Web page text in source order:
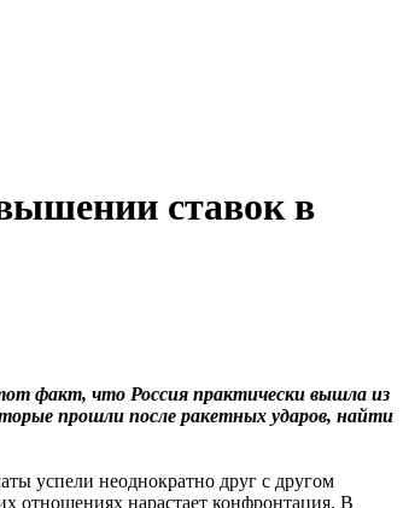
ставок в
факт, что Россия практически вышла из
прошли после ракетных ударов, найти
успели неоднократно друг с другом
отношениях нарастает конфронтация. В